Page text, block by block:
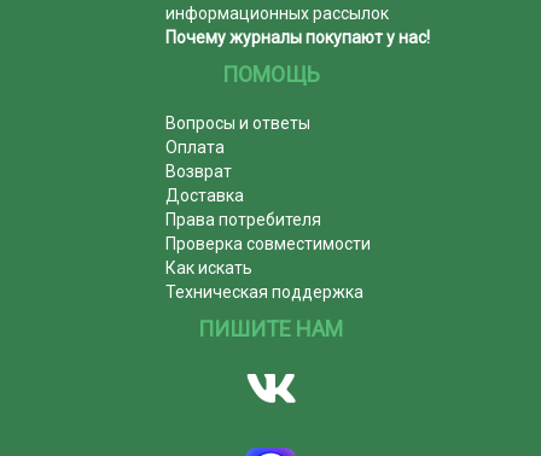
информационных рассылок
Почему журналы покупают у нас!
ПОМОЩЬ
Вопросы и ответы
Оплата
Возврат
Доставка
Права потребителя
Проверка совместимости
Как искать
Техническая поддержка
ПИШИТЕ НАМ